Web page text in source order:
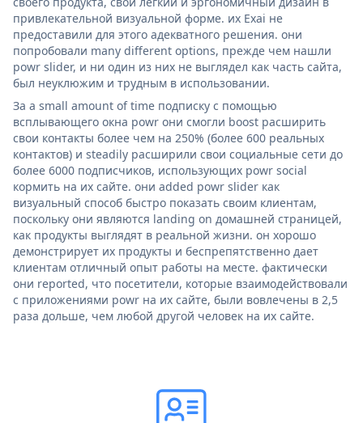
привлекательной визуальной форме. их Exai не
предоставили для этого адекватного решения. они
попробовали many different options, прежде чем нашли
powr slider, и ни один из них не выглядел как часть сайта,
был неуклюжим и трудным в использовании.
За a small amount of time подписку с помощью
всплывающего окна powr они смогли boost расширить
свои контакты более чем на 250% (более 600 реальных
контактов) и steadily расширили свои социальные сети до
более 6000 подписчиков, использующих powr social
кормить на их сайте. они added powr slider как
визуальный способ быстро показать своим клиентам,
поскольку они являются landing on домашней страницей,
как продукты выглядят в реальной жизни. он хорошо
демонстрирует их продукты и беспрепятственно дает
клиентам отличный опыт работы на месте. фактически
они reported, что посетители, которые взаимодействовали
с приложениями powr на их сайте, были вовлечены в 2,5
раза дольше, чем любой другой человек на их сайте.